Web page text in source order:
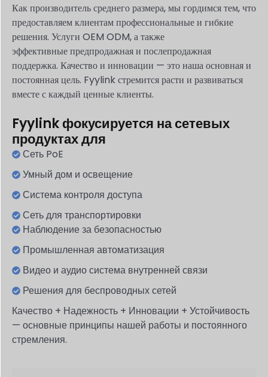
Как производитель среднего размера, мы гордимся тем, что
предоставляем клиентам профессиональные и гибкие
решения. Услуги OEM ODM, а также
эффективныепредпродажная и послепродажная
поддержка. Качество и инновации — это наша основная и
постоянная цель. Fyylink стремится расти и развиваться
вместе скаждый ценные клиенты.
Fyylink фокусируется на сетевых
продуктах для
Сеть PoE
Умный дом и освещение
Система контроля доступа
Сеть для транспортировки
Наблюдение за безопасностью
Промышленная автоматизация
Видео и аудио система внутренней связи
Решения для беспроводных сетей
Качество + Надежность + Инновации + Устойчивость
— основные принципы нашей работы и постоянного
стремления.